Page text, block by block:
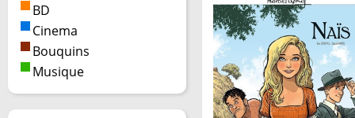
BD
Cinema
Bouquins
Musique